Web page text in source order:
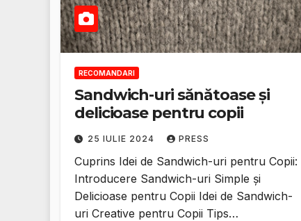
RECOMANDARI
Sandwich-uri sănătoase și
delicioase pentru copii
25 IULIE 2024 PRESS
Cuprins Idei de Sandwich-uri pentru Copii:
Introducere Sandwich-uri Simple și
Delicioase pentru Copii Idei de Sandwich-
uri Creative pentru Copii Tips…